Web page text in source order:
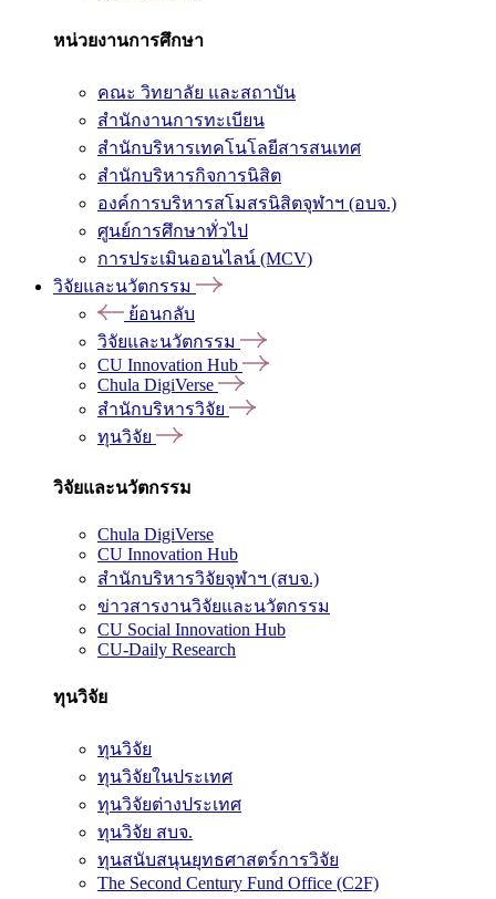
หน่วยงานการศึกษา
คณะ วิทยาลัย และสถาบัน
สำนักงานการทะเบียน
สำนักบริหารเทคโนโลยีสารสนเทศ
สำนักบริหารกิจการนิสิต
องค์การบริหารสโมสรนิสิตจุฬาฯ (อบจ.)
ศูนย์การศึกษาทั่วไป
การประเมินออนไลน์ (MCV)
วิจัยและนวัตกรรม
ย้อนกลับ
วิจัยและนวัตกรรม
CU Innovation Hub
Chula DigiVerse
สำนักบริหารวิจัย
ทุนวิจัย
วิจัยและนวัตกรรม
Chula DigiVerse
CU Innovation Hub
สำนักบริหารวิจัยจุฬาฯ (สบจ.)
ข่าวสารงานวิจัยและนวัตกรรม
CU Social Innovation Hub
CU-Daily Research
ทุนวิจัย
ทุนวิจัย
ทุนวิจัยในประเทศ
ทุนวิจัยต่างประเทศ
ทุนวิจัย สบจ.
ทุนสนับสนุนยุทธศาสตร์การวิจัย
The Second Century Fund Office (C2F)